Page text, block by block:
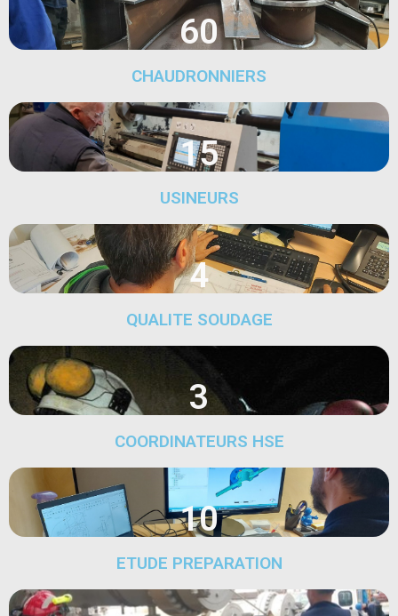
60
CHAUDRONNIERS
15
USINEURS
4
QUALITE SOUDAGE
3
COORDINATEURS HSE
10
ETUDE PREPARATION